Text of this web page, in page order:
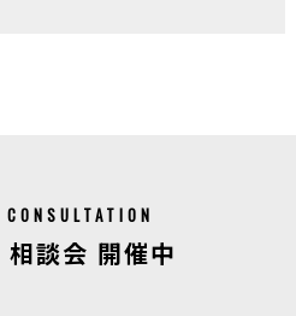
談会 開催中